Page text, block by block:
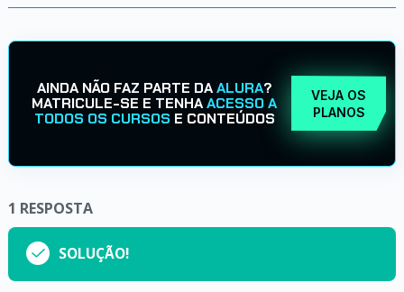
AINDA NÃO FAZ PARTE DAALURA?
MATRICULE-SE E TENHAACESSO A
TODOS OS CURSOS E CONTEÚDOS
VEJA OS
PLANOS
1 RESPOSTA
SOLUÇÃO!